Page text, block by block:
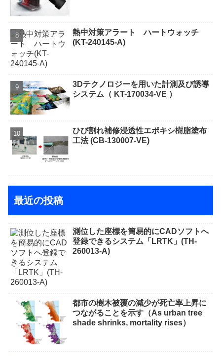
熱中対策アラート ハートウォッチ
(KT-240145-A)
3Dテクノロジーを用いた計測及び誘導
システム（ KT-170034-VE ）
ひび割れ補修浸透性エポキシ樹脂塗布
工法 (CB-130007-VE)
最近の投稿
測位した座標を簡易的にCADソフトへ
登録できるシステム「LRTK」(TH-
260013-A)
都市の樹木被覆の減少が死亡率上昇に
つながることを示す（As urban tree
shade shrinks, mortality rises）